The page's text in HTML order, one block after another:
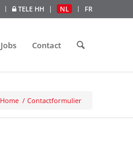
TELE HH NL FR
Jobs Contact
Home / Contactformulier